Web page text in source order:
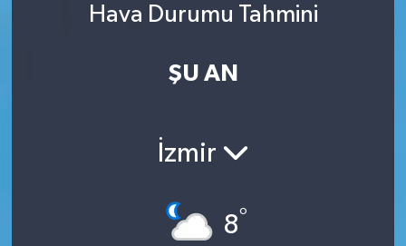
Hava Durumu Tahmini
ŞU AN
İzmir
8°
Son Dakika Haberleri